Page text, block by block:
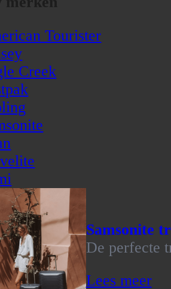
Tourister
Creek
Samsonite
De perfecte
Lees meer